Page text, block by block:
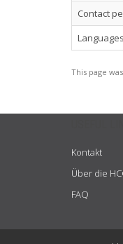
Contact
This page
Kontakt
Über die
FAQ